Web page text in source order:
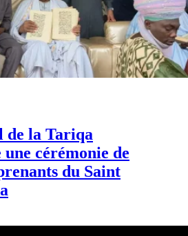
de la Tariqa
cérémonie de
du Saint